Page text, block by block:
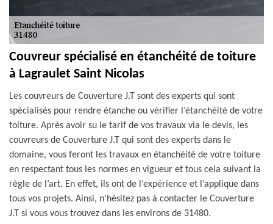
Couvreur spécialisé en étanchéité de toiture
à Lagraulet Saint Nicolas
Les couvreurs de Couverture J.T sont des experts qui sont
spécialisés pour rendre étanche ou vérifier l’étanchéité de votre
toiture. Après avoir su le tarif de vos travaux via le devis, les
couvreurs de Couverture J.T qui sont des experts dans le
domaine, vous feront les travaux en étanchéité de votre toiture
en respectant tous les normes en vigueur et tous cela suivant la
règle de l’art. En effet, ils ont de l’expérience et l’applique dans
tous vos projets. Ainsi, n’hésitez pas à contacter le Couverture
J.T si vous vous trouvez dans les environs de 31480.